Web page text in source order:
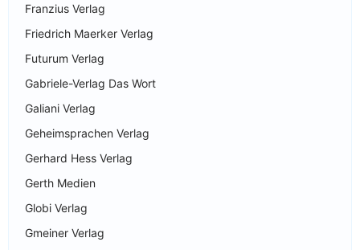
Franzius Verlag
Friedrich Maerker Verlag
Futurum Verlag
Gabriele-Verlag Das Wort
Galiani Verlag
Geheimsprachen Verlag
Gerhard Hess Verlag
Gerth Medien
Globi Verlag
Gmeiner Verlag